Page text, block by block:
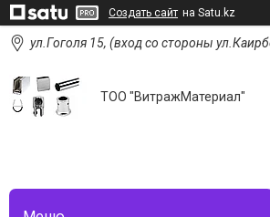
Создать сайт на Satu.kz
ул.Гоголя 15, (вход со стороны
ТОО "ВитражМатериал"